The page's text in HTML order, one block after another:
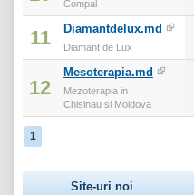
Compal
11 Diamantdelux.md
Diamant de Lux
12
Mesoterapia.md
Mezoterapia in
Chisinau si Moldova
1
Site-uri noi